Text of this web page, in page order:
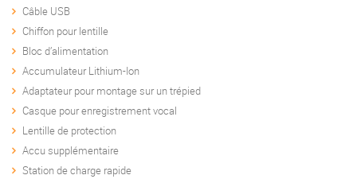
Câble USB
Chiffon pour lentille
Bloc d’alimentation
Accumulateur Lithium-Ion
Adaptateur pour montage sur un trépied
Casque pour enregistrement vocal
Lentille de protection
Accu supplémentaire
Station de charge rapide